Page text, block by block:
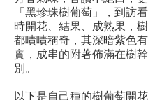
「黑珍珠樹葡萄」，到訪
時開花、結果、成熟果，
都嘖嘖稱奇，其深暗紫色
實，成串的附著佈滿在樹
別。
以下是自己種的樹葡萄開花